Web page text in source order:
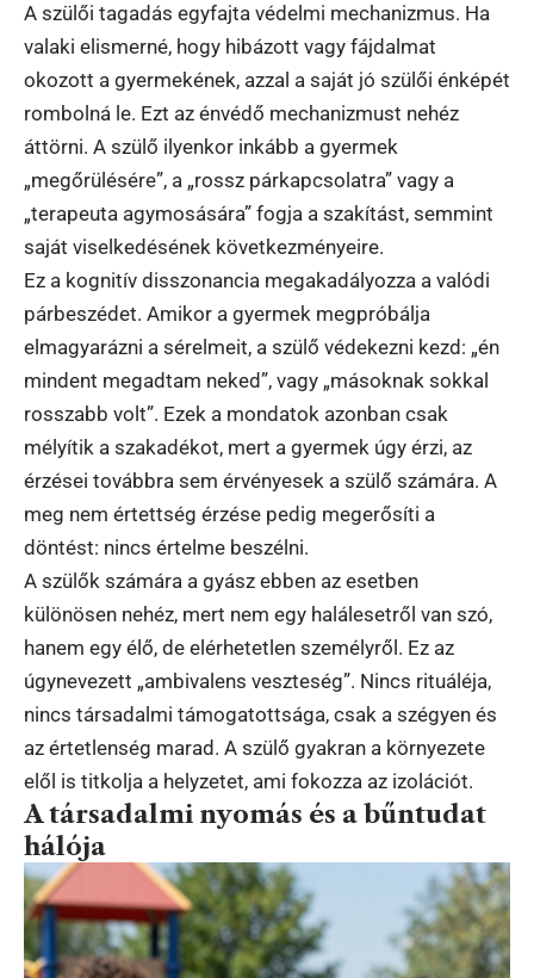
A szülői tagadás egyfajta védelmi mechanizmus. Ha
valaki elismerné, hogy hibázott vagy fájdalmat
okozott a gyermekének, azzal a saját jó szülői énképét
rombolná le. Ezt az énvédő mechanizmust nehéz
áttörni. A szülő ilyenkor inkább a gyermek
„megőrülésére”, a „rossz párkapcsolatra” vagy a
„terapeuta agymosására” fogja a szakítást, semmint
saját viselkedésének következményeire.
Ez a kognitív disszonancia megakadályozza a valódi
párbeszédet. Amikor a gyermek megpróbálja
elmagyarázni a sérelmeit, a szülő védekezni kezd: „én
mindent megadtam neked”, vagy „másoknak sokkal
rosszabb volt”. Ezek a mondatok azonban csak
mélyítik a szakadékot, mert a gyermek úgy érzi, az
érzései továbbra sem érvényesek a szülő számára. A
meg nem értettség érzése pedig megerősíti a
döntést: nincs értelme beszélni.
A szülők számára a gyász ebben az esetben
különösen nehéz, mert nem egy halálesetről van szó,
hanem egy élő, de elérhetetlen személyről. Ez az
úgynevezett „ambivalens veszteség”. Nincs rituáléja,
nincs társadalmi támogatottsága, csak a szégyen és
az értetlenség marad. A szülő gyakran a környezete
elől is titkolja a helyzetet, ami fokozza az izolációt.
A társadalmi nyomás és a bűntudat
hálója